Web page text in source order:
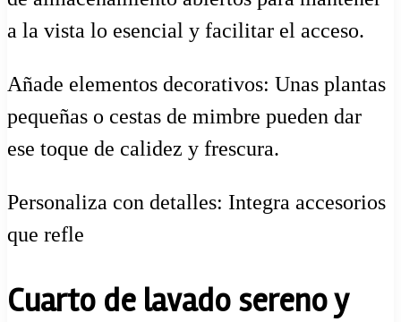
a la vista lo esencial y facilitar el acceso.
Añade elementos decorativos: Unas plantas
pequeñas o cestas de mimbre pueden dar
ese toque de calidez y frescura.
Personaliza con detalles: Integra accesorios
que refle
Cuarto de lavado sereno y